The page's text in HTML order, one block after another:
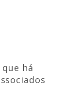
há